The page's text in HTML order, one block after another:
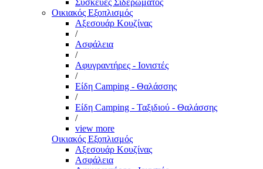
Συσκευές Σιδερώματος
Οικιακός Εξοπλισμός
Αξεσουάρ Κουζίνας
/
Ασφάλεια
/
Αφυγραντήρες - Ιονιστές
/
Είδη Camping - Θαλάσσης
/
Είδη Camping - Ταξιδιού - Θαλάσσης
/
view more
Οικιακός Εξοπλισμός
Αξεσουάρ Κουζίνας
Ασφάλεια